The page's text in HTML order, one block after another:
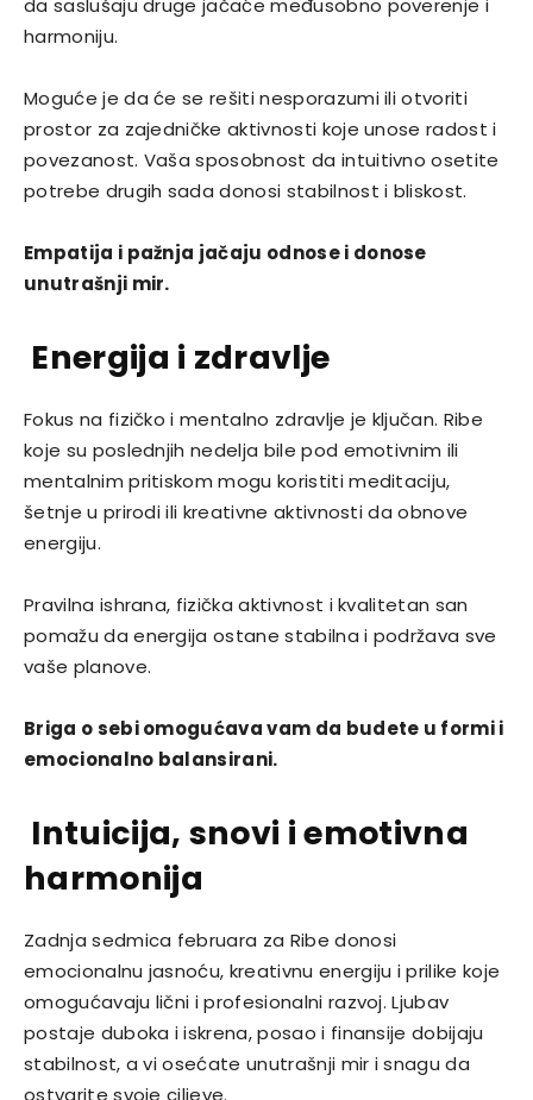
da saslušaju druge jačaće međusobno poverenje i
harmoniju.
Moguće je da će se rešiti nesporazumi ili otvoriti
prostor za zajedničke aktivnosti koje unose radost i
povezanost. Vaša sposobnost da intuitivno osetite
potrebe drugih sada donosi stabilnost i bliskost.
Empatija i pažnja jačaju odnose i donose
unutrašnji mir.
Energija i zdravlje
Fokus na fizičko i mentalno zdravlje je ključan. Ribe
koje su poslednjih nedelja bile pod emotivnim ili
mentalnim pritiskom mogu koristiti meditaciju,
šetnje u prirodi ili kreativne aktivnosti da obnove
energiju.
Pravilna ishrana, fizička aktivnost i kvalitetan san
pomažu da energija ostane stabilna i podržava sve
vaše planove.
Briga o sebi omogućava vam da budete u formi i
emocionalno balansirani.
Intuicija, snovi i emotivna
harmonija
Zadnja sedmica februara za Ribe donosi
emocionalnu jasnoću, kreativnu energiju i prilike koje
omogućavaju lični i profesionalni razvoj. Ljubav
postaje duboka i iskrena, posao i finansije dobijaju
stabilnost, a vi osećate unutrašnji mir i snagu da
ostvarite svoje ciljeve.